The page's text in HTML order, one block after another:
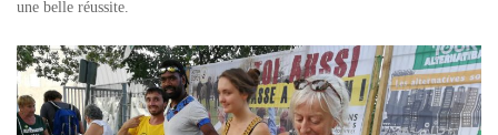
une belle réussite.